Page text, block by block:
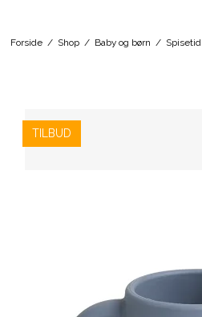
Forside / Shop / Baby og børn / Spisetid
TILBUD